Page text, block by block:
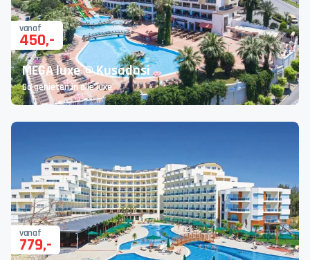
vanaf
450,-
MEGA luxe @ Kusadasi
Ga genieten in alle luxe
vanaf
779,-